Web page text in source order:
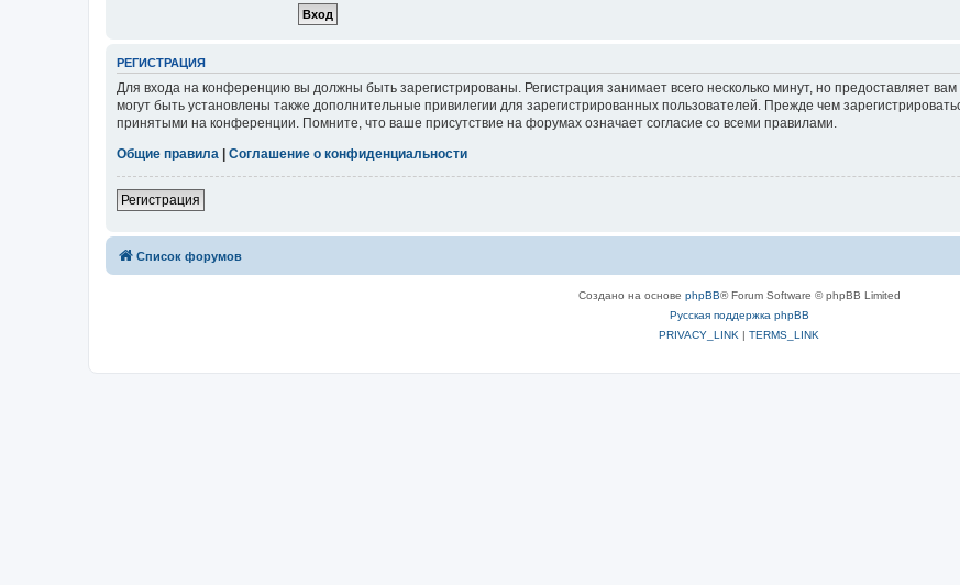
РЕГИСТРАЦИЯ
Для входа на конференцию вы должны быть зарегистрированы. Регистрация занимает всего несколько минут, но предоставляет
могут быть установлены также дополнительные привилегии для зарегистрированных пользователей. Прежде чем
принятыми на конференции. Помните, что ваше присутствие на форумах означает согласие со всеми правилами.
Общие правила
Соглашение о конфиденциальности
Регистрация
Список форумов
Создано на основе phpBB® Forum Software © phpBB Limited
Русская поддержка phpBB
PRIVACY_LINK | TERMS_LINK